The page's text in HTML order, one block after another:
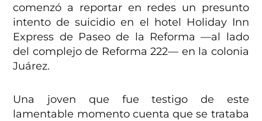
comenzó a reportar en redes un presunto
intento de suicidio en el hotel Holiday Inn
Express de Paseo de la Reforma —al lado
del complejo de Reforma 222— en la colonia
Juárez.
Una joven que fue testigo de este
lamentable momento cuenta que se trataba